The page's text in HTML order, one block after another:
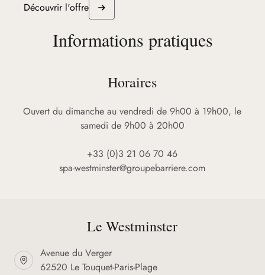
Découvrir l'offre
Informations pratiques
Horaires
Ouvert du dimanche au vendredi de 9h00 à 19h00, le
samedi de 9h00 à 20h00
+33 (0)3 21 06 70 46
spa-westminster@groupebarriere.com
Le Westminster
Avenue du Verger
62520 Le Touquet-Paris-Plage